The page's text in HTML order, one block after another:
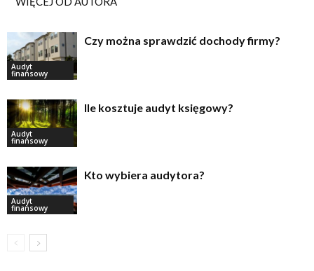
Audyt
finansowy
Czy można sprawdzić dochody firmy?
Audyt
finansowy
Ile kosztuje audyt księgowy?
Audyt
finansowy
Kto wybiera audytora?